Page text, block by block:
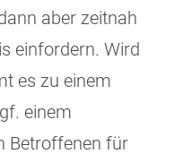
aber zeitnah
einfordern. Wird
es zu einem
einem
Betroffenen für